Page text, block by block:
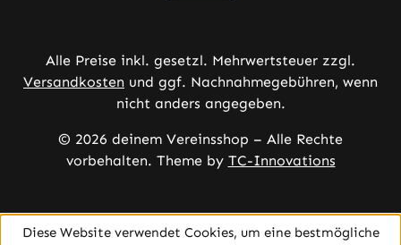
Alle Preise inkl. gesetzl. Mehrwertsteuer zzgl.
Versandkosten und ggf. Nachnahmegebühren, wenn
nicht anders angegeben.
© 2026 deinem Vereinsshop – Alle Rechte
vorbehalten. Theme by TC-Innovations
Diese Website verwendet Cookies, um eine bestmögliche